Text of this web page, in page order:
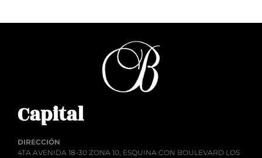
Capital
DIRECCIÓN
4TA AVENIDA 18-30 ZONA 10, ESQUINA CON BOULEVARD LOS